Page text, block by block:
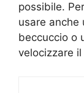
possibile.
usare anche
beccuccio o
velocizzare